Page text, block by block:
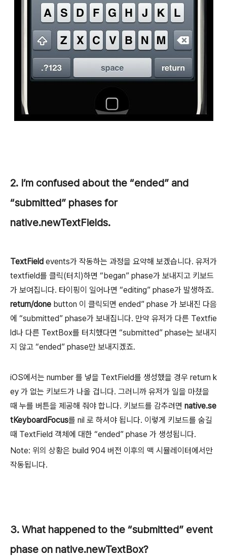
2. I’m confused about the “ended” and
“submitted” phases for
native.newTextFields.
TextField events가 작동하는 과정을 요약해 보겠습니다. 유저가
textfield를 클릭(터치)하면 “began” phase가 보내지고 키보드
가 보여집니다. 타이핑이 일어나면 “editing” phase가 발생하죠.
return/done button 이 클릭되면 ended” phase 가 보내진 다음
에 “submitted” phase가 보내집니다. 만약 유저가 다른 Textfie
ld나 다른 TextBox를 터치했다면 “submitted” phase는 보내지
지 않고 “ended” phase만 보내지겠죠.
iOS에서는 number 를 넣을 TextField를 생성했을 경우 return k
ey 가 없는 키보드가 나올 겁니다. 그러니까 유저가 일을 마쳤을
때 누를 버튼을 제공해 줘야 합니다. 키보드를 감추려면 native.se
tKeyboardFocus를 nil 로 하셔야 됩니다. 이렇게 키보드를 숨길
때 TextField 객체에 대한 “ended” phase 가 생성됩니다.
Note: 위의 상황은 build 904 버전 이후의 맥 시뮬레이터에서만
작동됩니다.
3. What happened to the “submitted” event
phase on native.newTextBox?